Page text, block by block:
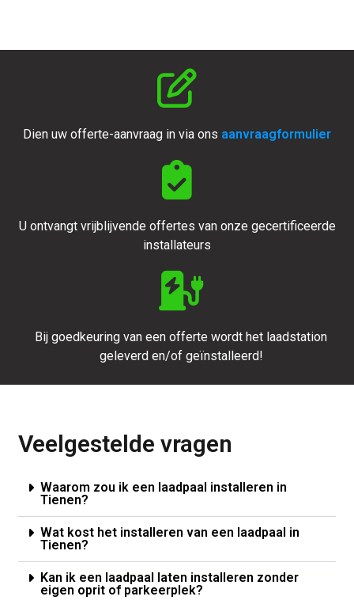
Dien uw offerte-aanvraag in via ons aanvraagformulier
U ontvangt vrijblijvende offertes van onze gecertificeerde
installateurs
Bij goedkeuring van een offerte wordt het laadstation
geleverd en/of geïnstalleerd!
Veelgestelde vragen
Waarom zou ik een laadpaal installeren in
Tienen?
Wat kost het installeren van een laadpaal in
Tienen?
Kan ik een laadpaal laten installeren zonder
eigen oprit of parkeerplek?